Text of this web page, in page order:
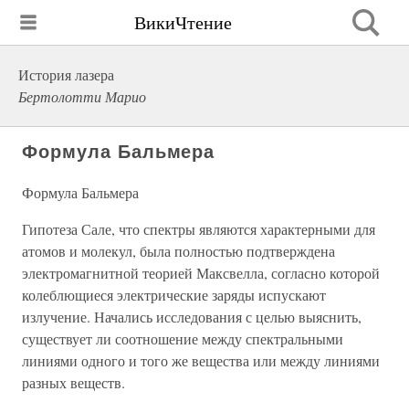
ВикиЧтение
История лазера
Бертолотти Марио
Формула Бальмера
Формула Бальмера
Гипотеза Сале, что спектры являются характерными для
атомов и молекул, была полностью подтверждена
электромагнитной теорией Максвелла, согласно которой
колеблющиеся электрические заряды испускают
излучение. Начались исследования с целью выяснить,
существует ли соотношение между спектральными
линиями одного и того же вещества или между линиями
разных веществ.